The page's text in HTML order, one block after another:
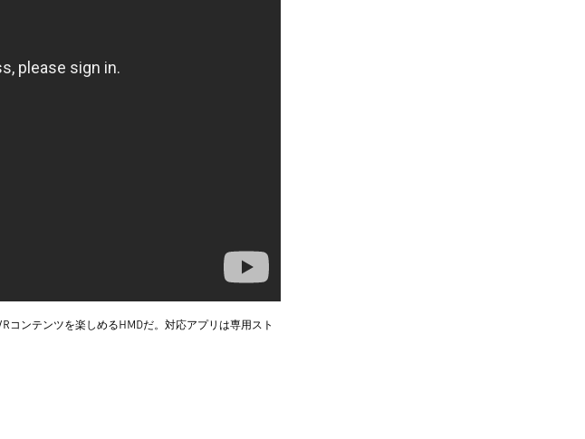
コンテンツを楽しめるHMDだ。対応アプリは専用スト